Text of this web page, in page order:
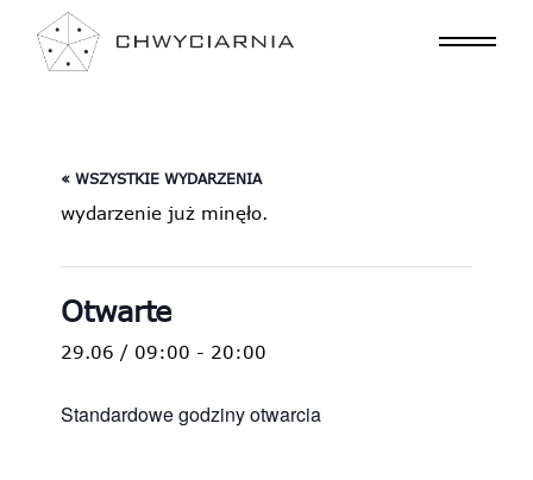
« WSZYSTKIE WYDARZENIA
wydarzenie już minęło.
Otwarte
29.06 / 09:00 - 20:00
Standardowe godziny otwarcia